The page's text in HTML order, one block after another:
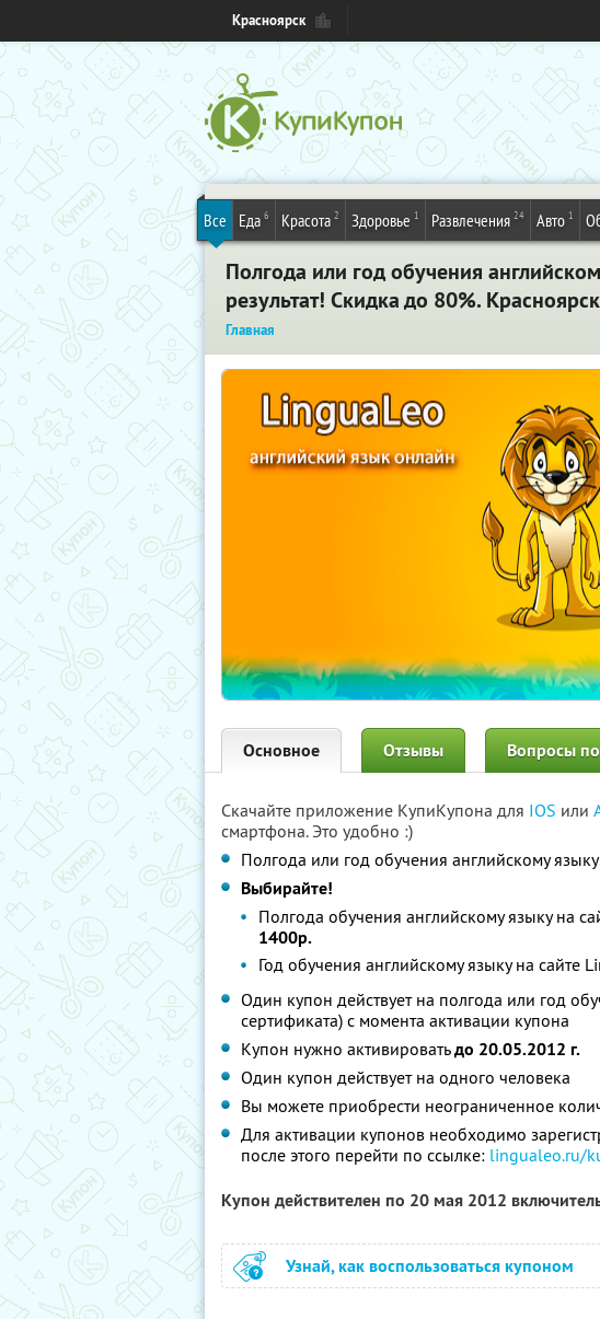
Красноярск
Все Еда 6 Красота 2 Здоровье 1 Развлечения 24 Авто 1
Полгода или год обучения
результат! Скидка до 80%. Красноярск
Главная
Основное Отзывы Вопросы
Скачайте приложение КупиКупона для IOS или
смартфона. Это удобно :)
Полгода или год обучения английскому
Выбирайте!
Полгода обучения английскому языку на
1400р.
Год обучения английскому языку на сайте
Один купон действует на полгода или год
сертификата) с момента активации купона
Купон нужно активироватьдо 20.05.2012 г.
Один купон действует на одного человека
Вы можете приобрести неограниченное
Для активации купонов необходимо
после этого перейти по ссылке: lingualeo.ru/
Купон действителен по 20 мая 2012
Узнай, как воспользоваться купоном